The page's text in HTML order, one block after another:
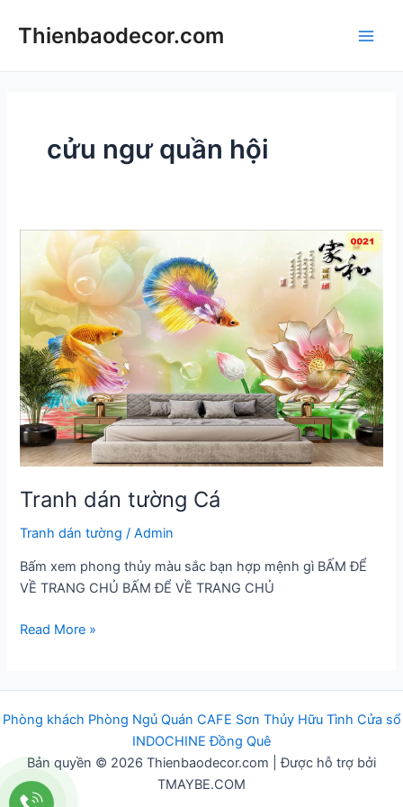
Thienbaodecor.com
cửu ngư quần hội
Tranh dán tường Cá
Tranh dán tường /Admin
Bấm xem phong thủy màu sắc bạn hợp mệnh gì BẤM ĐỂ
VỀ TRANG CHỦ BẤM ĐỂ VỀ TRANG CHỦ
Tranh
Cá
Read More »
Phòng khách Phòng Ngủ Quán CAFE Sơn Thủy Hữu Tình Cửa sổ
INDOCHINE Đồng Quê
Bản quyền © 2026 Thienbaodecor.com | Được hỗ trợ bởi
TMAYBE.COM